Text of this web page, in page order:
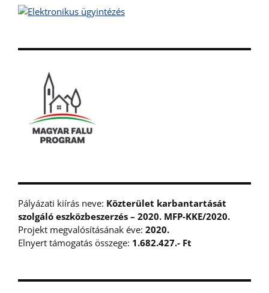
Pályázati kiírás neve: Közterület karbantartását
szolgáló eszközbeszerzés – 2020. MFP-KKE/2020.
Projekt megvalósításának éve: 2020.
Elnyert támogatás összege: 1.682.427.- Ft